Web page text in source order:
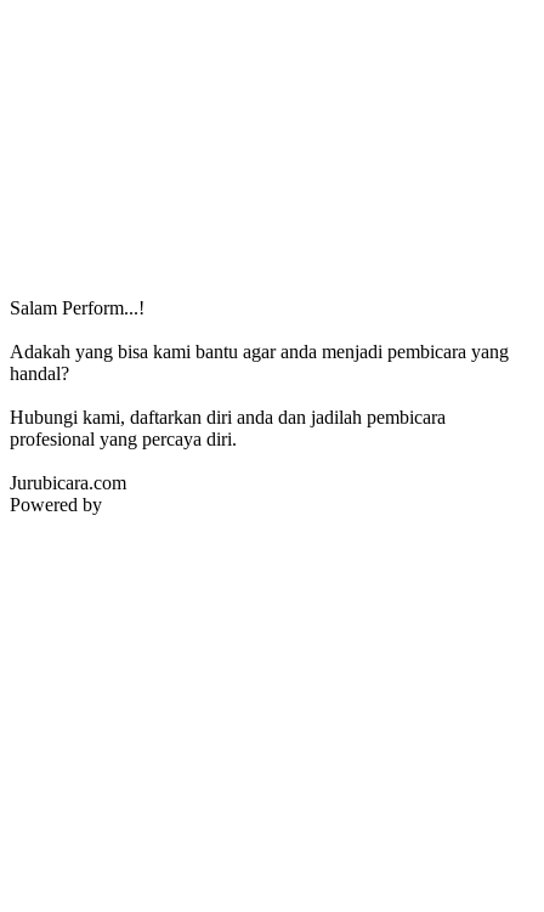
Salam Perform...!
Adakah yang bisa kami bantu agar anda menjadi pembicara yang
handal?
Hubungi kami, daftarkan diri anda dan jadilah pembicara
profesional yang percaya diri.
Jurubicara.com
Powered by